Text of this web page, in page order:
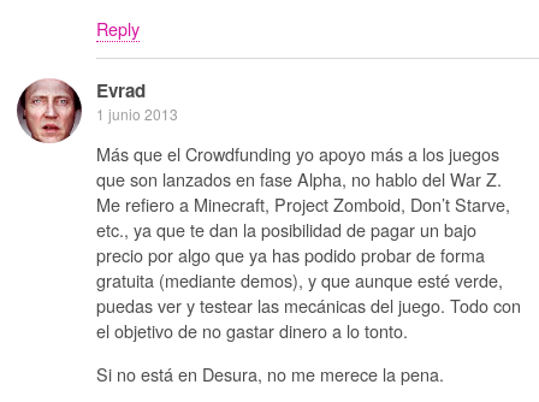
Reply
Evrad
1 junio 2013
Más que el Crowdfunding yo apoyo más a los juegos
que son lanzados en fase Alpha, no hablo del War Z.
Me refiero a Minecraft, Project Zomboid, Don’t Starve,
etc., ya que te dan la posibilidad de pagar un bajo
precio por algo que ya has podido probar de forma
gratuita (mediante demos), y que aunque esté verde,
puedas ver y testear las mecánicas del juego. Todo con
el objetivo de no gastar dinero a lo tonto.
Si no está en Desura, no me merece la pena.